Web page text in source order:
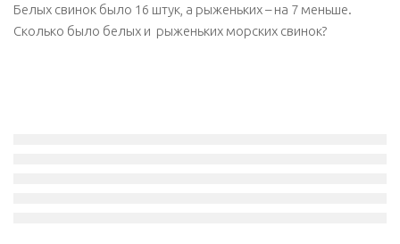
Белых свинок было 16 штук, а рыженьких – на 7 меньше.
Сколько было белых и рыженьких морских свинок?